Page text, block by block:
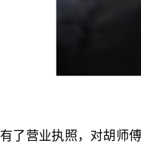
有了营业执照，对胡师